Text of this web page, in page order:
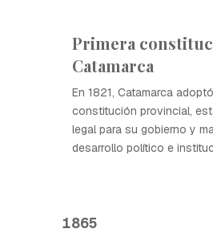
Primera
Catamarca
En 1821, Catamarca
constitución provincial,
legal para su gobierno y
desarrollo político e
1865